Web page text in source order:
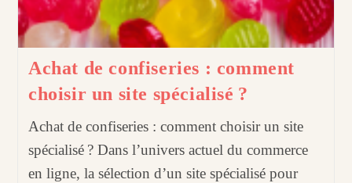
Achat de confiseries : comment
choisir un site spécialisé ?
Achat de confiseries : comment choisir un site
spécialisé ? Dans l’univers actuel du commerce
en ligne, la sélection d’un site spécialisé pour